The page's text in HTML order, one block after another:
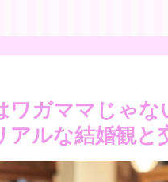
ワガママじゃ
アルな結婚観と